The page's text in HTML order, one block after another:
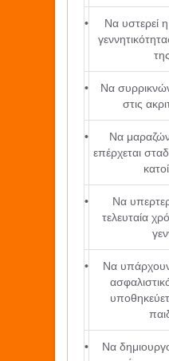
•
Να υστερεί
•
Να
στις
•
Να
επέρχεται
•
Να
τελευταία
•
Να
•
Να